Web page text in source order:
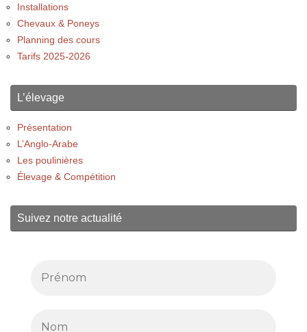
Installations
Chevaux & Poneys
Planning des cours
Tarifs 2025-2026
L’élevage
Présentation
L’Anglo-Arabe
Les poulinières
Élevage & Compétition
Suivez notre actualité